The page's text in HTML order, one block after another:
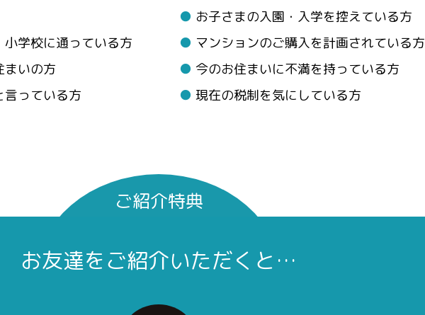
● お子さまの入園・入学を控えている方
学校に通っている方
● マンションのご購入を計画されている方
まいの方
● 今のお住まいに不満を持っている方
っている方
● 現在の税制を気にしている方
ご紹介特典
お友達をご紹介いただくと…